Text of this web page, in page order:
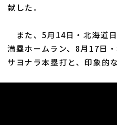
献した。
また、5月14日・北海道
満塁ホームラン、8月17日
サヨナラ本塁打と、印象的